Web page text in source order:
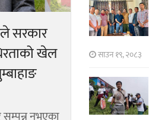
सरकार
खेल
साउन १९, २०८३